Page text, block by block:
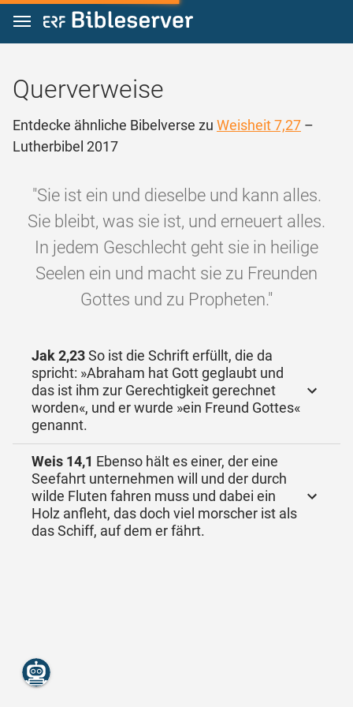
Zum Inhalt springen
Querverweise
Entdecke ähnliche Bibelverse zu Weisheit 7,27 –
Lutherbibel 2017
"Sie ist ein und dieselbe und kann alles.
Sie bleibt, was sie ist, und erneuert alles.
In jedem Geschlecht geht sie in heilige
Seelen ein und macht sie zu Freunden
Gottes und zu Propheten."
Jak 2,23So ist die Schrift erfüllt, die da
spricht: »Abraham hat Gott geglaubt und
das ist ihm zur Gerechtigkeit gerechnet
worden«, und er wurde »ein Freund Gottes«
genannt.
Weis 14,1 Ebenso hält es einer, der eine
Seefahrt unternehmen will und der durch
wilde Fluten fahren muss und dabei ein
Holz anfleht, das doch viel morscher ist als
das Schiff, auf dem er fährt.